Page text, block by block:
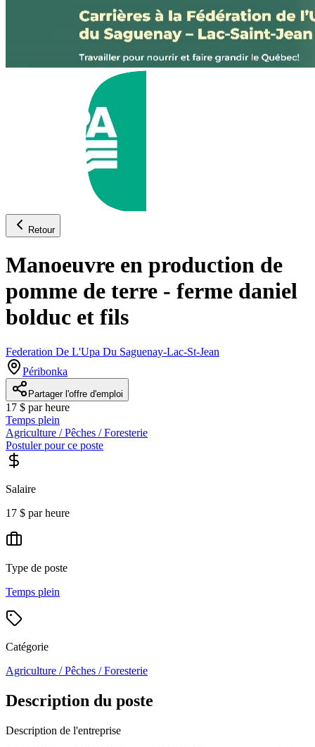
Retour
Manoeuvre en production de
pomme de terre - ferme daniel
bolduc et fils
Federation De L'Upa Du Saguenay-Lac-St-Jean
Péribonka
Partager l'offre d'emploi
17 $ par heure
Temps plein
Agriculture / Pêches / Foresterie
Postuler pour ce poste
Salaire
17 $ par heure
Type de poste
Temps plein
Catégorie
Agriculture / Pêches / Foresterie
Description du poste
Description de l'entreprise